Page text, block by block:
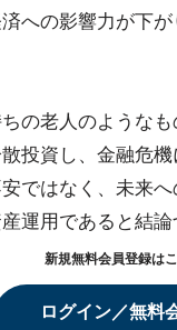
への影響力が下が
の老人のような
投資し、金融危
ではなく、未来
運用であると結論
新規無料会員登録は
ログイン／無料